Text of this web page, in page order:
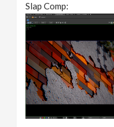
Slap Comp: